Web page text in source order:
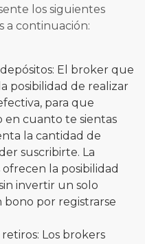
los siguientes
a continuación:
El broker que
posibilidad de realizar
para que
en cuanto te sientas
la cantidad de
suscribirte. La
la posibilidad
invertir un solo
por registrarse
Los brokers